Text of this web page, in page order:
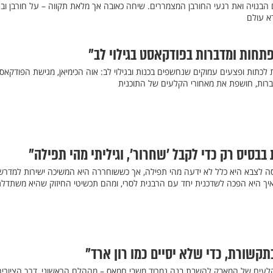
הבנויה ואת רגעי החורבן המצמררים. שיחה כאובה אך מלאת תקווה – על חורבן
עולם
ומדברות בפודקאסט בגילוי לב"
ופצעים עמוקים שנחשפים בכנות ובגילוי לב: אוה הכימיאן, מגישת
חושפת את מאחורי הקלעים של התוכנית
רק כדי לקבל 'שחרור', וגיליתי מהי תפילה"
לצבא היא כלל לא ידעה מהי תפילה, אך כששוחררה היא המשיכה ישירות
היא הפכה לשדכנית יחד עם הרבנית לסרי, ומהם תכשיטי החיזוק שהיא
כדי שלא יסיים כמו רון ארד"